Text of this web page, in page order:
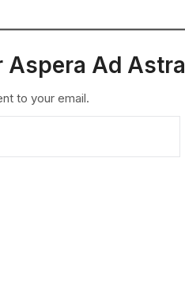
Aspera Ad Astra
to your email.